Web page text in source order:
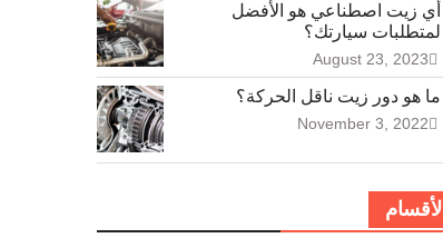
أي زيت اصطناعي هو الأفضل
لمتطلبات سيارتك؟
August 23, 2023
ما هو دور زيت ناقل الحركة؟
November 3, 2022
الأقسام